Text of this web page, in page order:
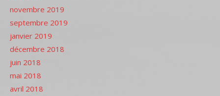
novembre 2019
septembre 2019
janvier 2019
décembre 2018
juin 2018
mai 2018
avril 2018